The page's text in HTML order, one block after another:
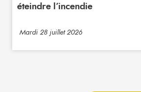
éteindre l’incendie
Mardi 28 juillet 2026